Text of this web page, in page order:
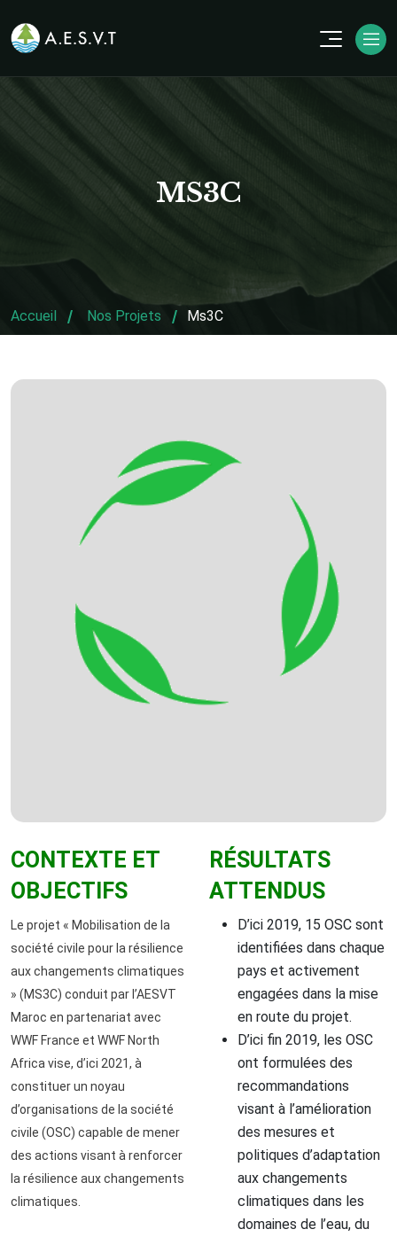
MS3C
Accueil Nos Projets Ms3C
CONTEXTE ET
OBJECTIFS
Le projet « Mobilisation de la
société civile pour la résilience
aux changements climatiques
» (MS3C) conduit par l’AESVT
Maroc en partenariat avec
WWF France et WWF North
Africa vise, d’ici 2021, à
constituer un noyau
d’organisations de la société
civile (OSC) capable de mener
des actions visant à renforcer
la résilience aux changements
climatiques.
RÉSULTATS
ATTENDUS
D’ici 2019, 15 OSC sont
identifiées dans chaque
pays et activement
engagées dans la mise
en route du projet.
D’ici fin 2019, les OSC
ont formulées des
recommandations
visant à l’amélioration
des mesures et
politiques d’adaptation
aux changements
climatiques dans les
domaines de l’eau, du